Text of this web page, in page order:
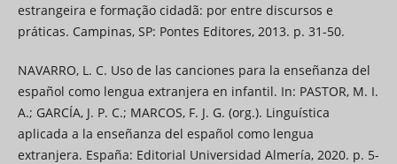
estrangeira e formação cidadã: por entre discursos e
práticas. Campinas, SP: Pontes Editores, 2013. p. 31-50.
NAVARRO, L. C. Uso de las canciones para la enseñanza del
español como lengua extranjera en infantil. In: PASTOR, M. I.
A.; GARCÍA, J. P. C.; MARCOS, F. J. G. (org.). Linguística
aplicada a la enseñanza del español como lengua
extranjera. España: Editorial Universidad Almería, 2020. p. 5-